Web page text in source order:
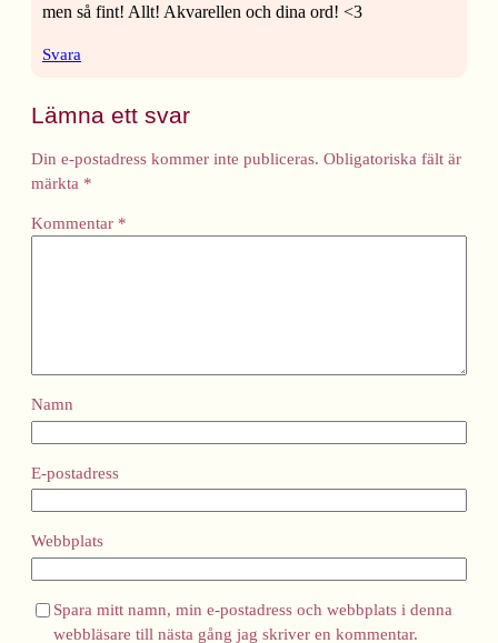
men så fint! Allt! Akvarellen och dina ord! <3
Svara
Lämna ett svar
Din e-postadress kommer inte publiceras. Obligatoriska fält är
märkta *
Kommentar *
Namn
E-postadress
Webbplats
Spara mitt namn, min e-postadress och webbplats i denna
webbläsare till nästa gång jag skriver en kommentar.